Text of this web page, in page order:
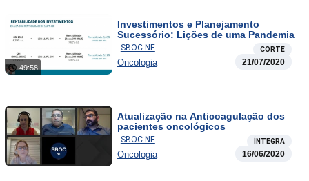
49:58
Investimentos e Planejamento
Sucessório: Lições de uma Pandemia
SBOC NE CORTE
Oncologia 21/07/2020
Atualização na Anticoagulação dos
pacientes oncológicos
SBOC NE ÍNTEGRA
Oncologia 16/06/2020